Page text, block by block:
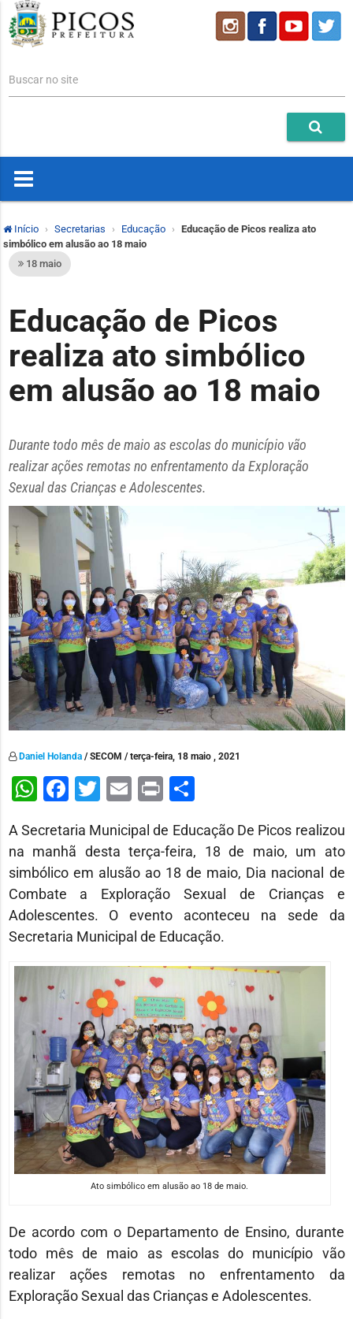
Buscar no site
Início Secretarias Educação
Educação de Picos realiza ato
simbólico em alusão ao 18 maio
18 maio
Educação de Picos
realiza ato simbólico
em alusão ao 18 maio
Durante todo mês de maio as escolas do município vão
realizar ações remotas no enfrentamento da Exploração
Sexual das Crianças e Adolescentes.
Daniel Holanda/ SECOM / terça-feira, 18 maio , 2021
WhatsApp
Facebook
Twitter
Email
PrintShare
A Secretaria Municipal de Educação De Picos realizou
na manhã desta terça-feira, 18 de maio, um ato
simbólico em alusão ao 18 de maio, Dia nacional de
Combate a Exploração Sexual de Crianças e
Adolescentes. O evento aconteceu na sede da
Secretaria Municipal de Educação.
Ato simbólico em alusão ao 18 de maio.
De acordo com o Departamento de Ensino, durante
todo mês de maio as escolas do município vão
realizar ações remotas no enfrentamento da
Exploração Sexual das Crianças e Adolescentes.